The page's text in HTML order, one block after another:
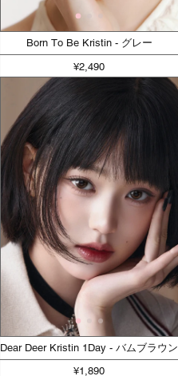
Born To Be Kristin - グレー
¥2,490
Dear Deer Kristin 1Day - バムブラウン
¥1,890